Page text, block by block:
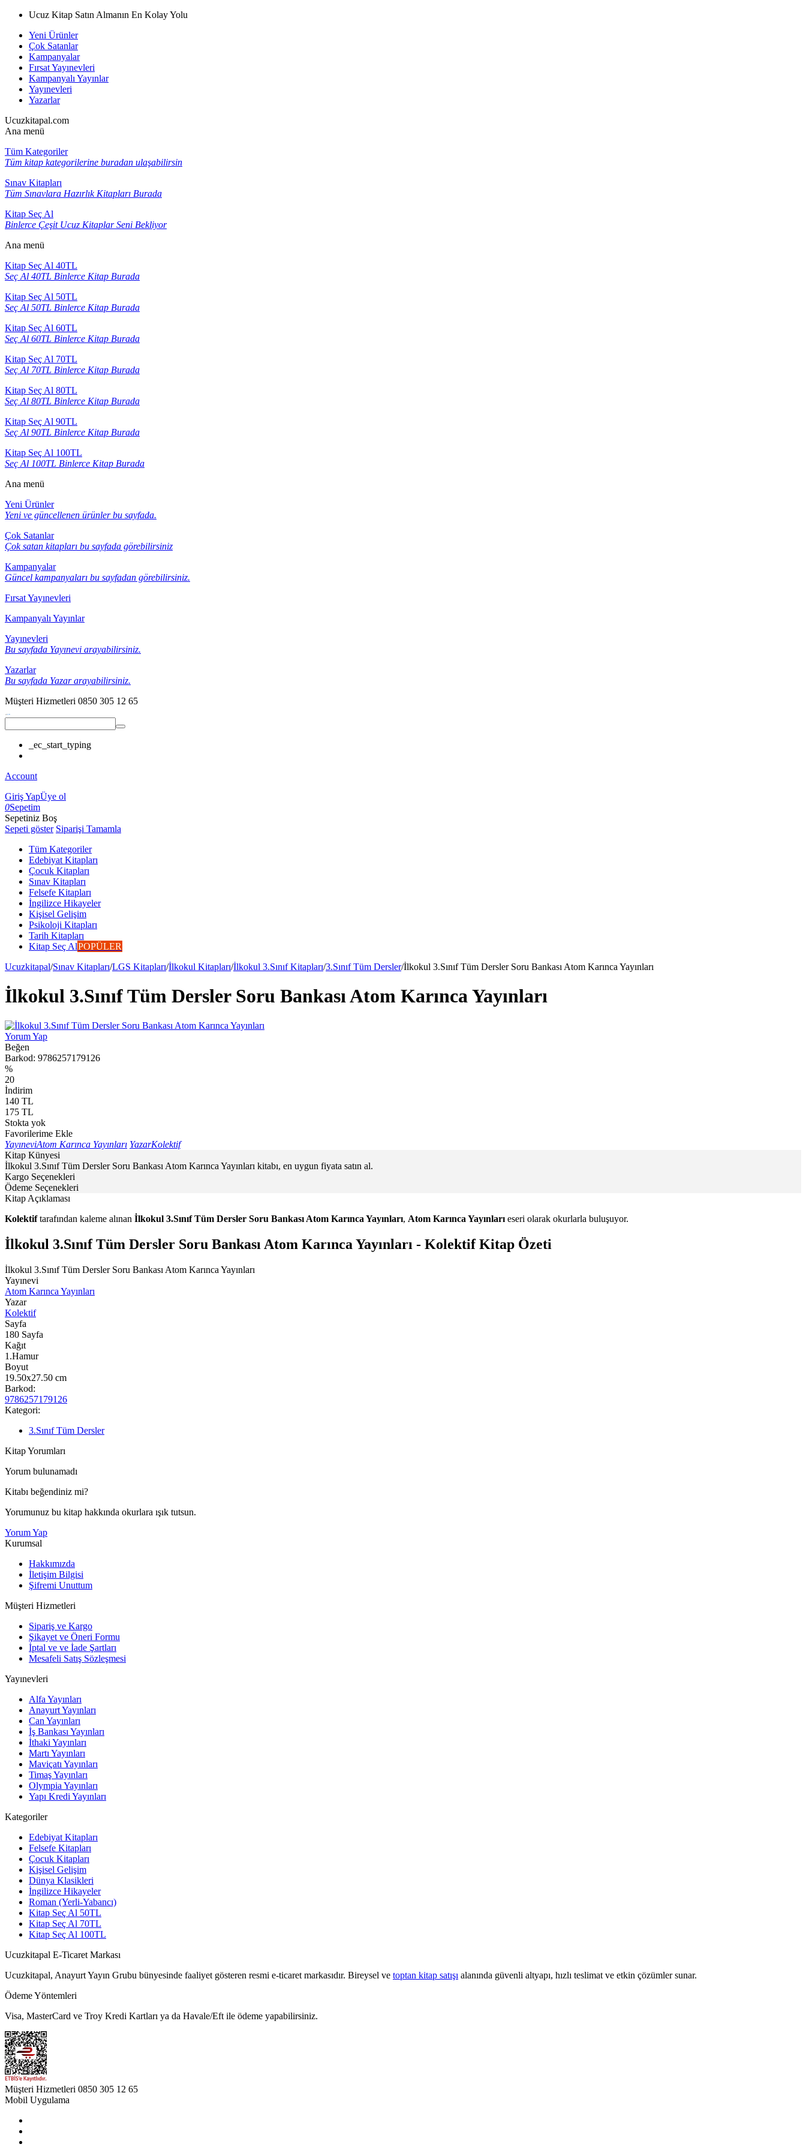
Ucuz Kitap Satın Almanın En Kolay Yolu
Yeni Ürünler
Çok Satanlar
Kampanyalar
Fırsat Yayınevleri
Kampanyalı Yayınlar
Yayınevleri
Yazarlar
Ucuzkitapal.com
Ana menü
Tüm Kategoriler
Tüm kitap kategorilerine buradan ulaşabilirsin
Sınav Kitapları
Tüm Sınavlara Hazırlık Kitapları Burada
Kitap Seç Al
Binlerce Çeşit Ucuz Kitaplar Seni Bekliyor
Ana menü
Kitap Seç Al 40TL
Seç Al 40TL Binlerce Kitap Burada
Kitap Seç Al 50TL
Seç Al 50TL Binlerce Kitap Burada
Kitap Seç Al 60TL
Seç Al 60TL Binlerce Kitap Burada
Kitap Seç Al 70TL
Seç Al 70TL Binlerce Kitap Burada
Kitap Seç Al 80TL
Seç Al 80TL Binlerce Kitap Burada
Kitap Seç Al 90TL
Seç Al 90TL Binlerce Kitap Burada
Kitap Seç Al 100TL
Seç Al 100TL Binlerce Kitap Burada
Ana menü
Yeni Ürünler
Yeni ve güncellenen ürünler bu sayfada.
Çok Satanlar
Çok satan kitapları bu sayfada görebilirsiniz
Kampanyalar
Güncel kampanyaları bu sayfadan görebilirsiniz.
Fırsat Yayınevleri
Kampanyalı Yayınlar
Yayınevleri
Bu sayfada Yayınevi arayabilirsiniz.
Yazarlar
Bu sayfada Yazar arayabilirsiniz.
Müşteri Hizmetleri 0850 305 12 65
_ec_start_typing
Account
Giriş YapÜye ol
0Sepetim
Sepetiniz Boş
Sepeti göster Siparişi Tamamla
Tüm Kategoriler
Edebiyat Kitapları
Çocuk Kitapları
Sınav Kitapları
Felsefe Kitapları
İngilizce Hikayeler
Kişisel Gelişim
Psikoloji Kitapları
Tarih Kitapları
Kitap Seç AlPOPÜLER
Ucuzkitapal/Sınav Kitapları/LGS Kitapları/İlkokul Kitapları/İlkokul 3.Sınıf Kitapları/3.Sınıf Tüm Dersler/İlkokul 3.Sınıf Tüm Dersler Soru Bankası Atom Karınca Yayınları
İlkokul 3.Sınıf Tüm Dersler Soru Bankası Atom Karınca Yayınları
Yorum Yap
Beğen
Barkod: 9786257179126
%
20
İndirim
140 TL
175 TL
Stokta yok
Favorilerime Ekle
YayıneviAtom Karınca Yayınları YazarKolektif
Kitap Künyesi
İlkokul 3.Sınıf Tüm Dersler Soru Bankası Atom Karınca Yayınları kitabı, en uygun fiyata satın al.
Kargo Seçenekleri
Ödeme Seçenekleri
Kitap Açıklaması
Kolektiftarafından kaleme alınan İlkokul 3.Sınıf Tüm Dersler Soru Bankası Atom Karınca Yayınları, Atom Karınca Yayınları eseri olarak okurlarla buluşuyor.
İlkokul 3.Sınıf Tüm Dersler Soru Bankası Atom Karınca Yayınları - Kolektif Kitap Özeti
İlkokul 3.Sınıf Tüm Dersler Soru Bankası Atom Karınca Yayınları
Yayınevi
Atom Karınca Yayınları
Yazar
Kolektif
Sayfa
180 Sayfa
Kağıt
1.Hamur
Boyut
19.50x27.50 cm
Barkod:
9786257179126
Kategori:
3.Sınıf Tüm Dersler
Kitap Yorumları
Yorum bulunamadı
Kitabı beğendiniz mi?
Yorumunuz bu kitap hakkında okurlara ışık tutsun.
Yorum Yap
Kurumsal
Hakkımızda
İletişim Bilgisi
Şifremi Unuttum
Müşteri Hizmetleri
Sipariş ve Kargo
Şikayet ve Öneri Formu
İptal ve ve İade Şartları
Mesafeli Satış Sözleşmesi
Yayınevleri
Alfa Yayınları
Anayurt Yayınları
Can Yayınları
İş Bankası Yayınları
İthaki Yayınları
Martı Yayınları
Maviçatı Yayınları
Timaş Yayınları
Olympia Yayınları
Yapı Kredi Yayınları
Kategoriler
Edebiyat Kitapları
Felsefe Kitapları
Çocuk Kitapları
Kişisel Gelişim
Dünya Klasikleri
İngilizce Hikayeler
Roman (Yerli-Yabancı)
Kitap Seç Al 50TL
Kitap Seç Al 70TL
Kitap Seç Al 100TL
Ucuzkitapal E-Ticaret Markası
Ucuzkitapal, Anayurt Yayın Grubu bünyesinde faaliyet gösteren resmi e-ticaret markasıdır. Bireysel ve toptan kitap satışı alanında güvenli altyapı, hızlı teslimat ve etkin çözümler sunar.
Ödeme Yöntemleri
Visa, MasterCard ve Troy Kredi Kartları ya da Havale/Eft ile ödeme yapabilirsiniz.
Müşteri Hizmetleri 0850 305 12 65
Mobil Uygulama